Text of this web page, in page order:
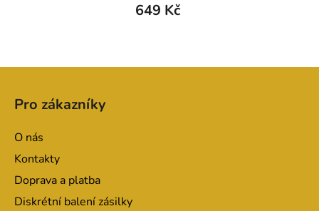
649 Kč
Pro zákazníky
O nás
Kontakty
Doprava a platba
Diskrétní balení zásilky